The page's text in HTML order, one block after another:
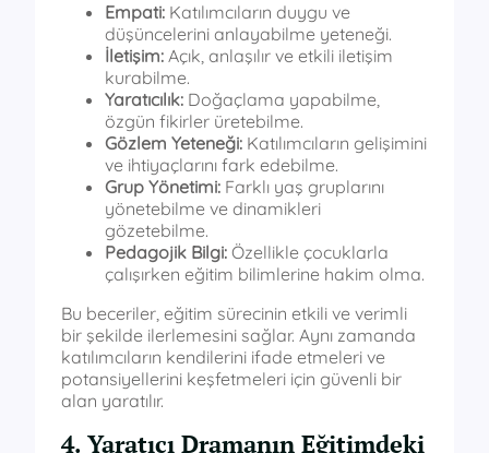
Empati: Katılımcıların duygu ve
düşüncelerini anlayabilme yeteneği.
İletişim: Açık, anlaşılır ve etkili iletişim
kurabilme.
Yaratıcılık: Doğaçlama yapabilme,
özgün fikirler üretebilme.
Gözlem Yeteneği: Katılımcıların gelişimini
ve ihtiyaçlarını fark edebilme.
Grup Yönetimi: Farklı yaş gruplarını
yönetebilme ve dinamikleri
gözetebilme.
Pedagojik Bilgi: Özellikle çocuklarla
çalışırken eğitim bilimlerine hakim olma.
Bu beceriler, eğitim sürecinin etkili ve verimli
bir şekilde ilerlemesini sağlar. Aynı zamanda
katılımcıların kendilerini ifade etmeleri ve
potansiyellerini keşfetmeleri için güvenli bir
alan yaratılır.
4. Yaratıcı Dramanın Eğitimdeki